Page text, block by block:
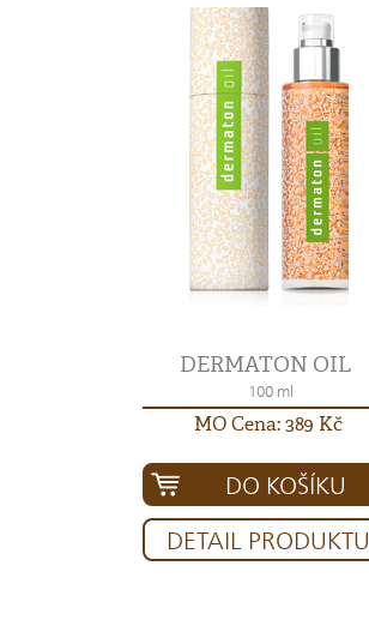
DERMATON OIL
100 ml
MO Cena: 389 Kč
DO KOŠÍKU
DETAIL PRODUKTU